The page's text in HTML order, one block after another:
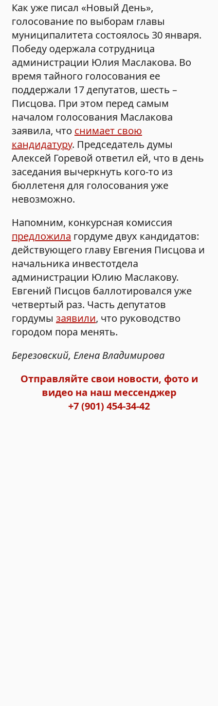
Как уже писал «Новый День»,
голосование по выборам главы
муниципалитета состоялось 30 января.
Победу одержала сотрудница
администрации Юлия Маслакова. Во
время тайного голосования ее
поддержали 17 депутатов, шесть –
Писцова. При этом перед самым
началом голосования Маслакова
заявила, что снимает свою
кандидатуру. Председатель думы
Алексей Горевой ответил ей, что в день
заседания вычеркнуть кого-то из
бюллетеня для голосования уже
невозможно.
Напомним, конкурсная комиссия
предложила гордуме двух кандидатов:
действующего главу Евгения Писцова и
начальника инвестотдела
администрации Юлию Маслакову.
Евгений Писцов баллотировался уже
четвертый раз. Часть депутатов
гордумы заявили, что руководство
городом пора менять.
Березовский, Елена Владимирова
Отправляйте свои новости, фото и
видео на наш мессенджер
+7 (901) 454-34-42